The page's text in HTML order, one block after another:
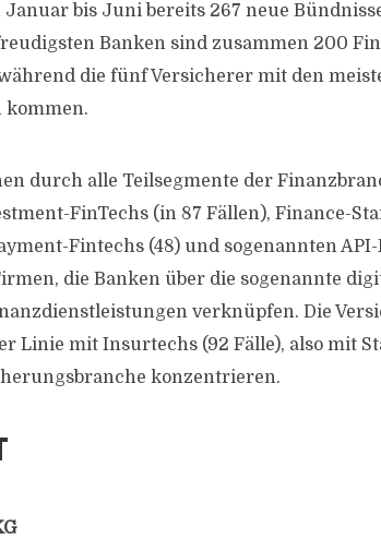
bis Juni bereits 267 neue
Banken sind zusammen 200
die fünf Versicherer mit den
kommen.
durch alle Teilsegmente der
FinTechs (in 87 Fällen), Finance-
Fintechs (48) und sogenannten API-
die Banken über die sogenannte
verknüpfen. Die
Linie mit Insurtechs (92 Fälle), also mit
konzentrieren.